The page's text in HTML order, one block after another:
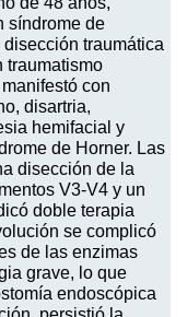
síndrome de
traumática
traumatismo
con
disartria,
hemifacial y
de Horner. Las
disección de la
V3-V4 y un
doble terapia
se complicó
de las enzimas
grave, lo que
endoscópica